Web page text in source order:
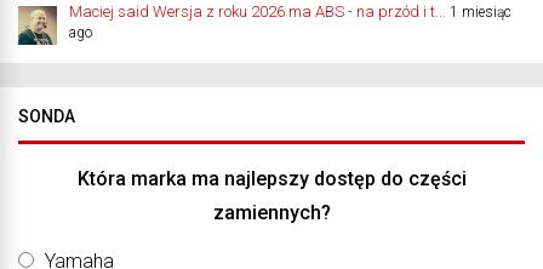
Maciej said Wersja z roku 2026 ma ABS - na przód i t...
1 miesiąc
ago
SONDA
Która marka ma najlepszy dostęp do części
zamiennych?
Yamaha